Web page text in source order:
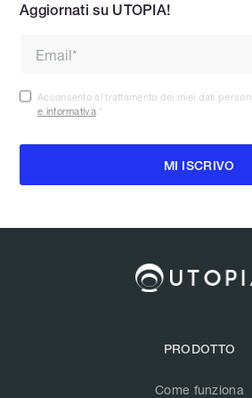
Aggiornati su UTOPIA!
Acconsento al trattamento dei miei dati
e informativa *
PRODOTTO
Come funziona